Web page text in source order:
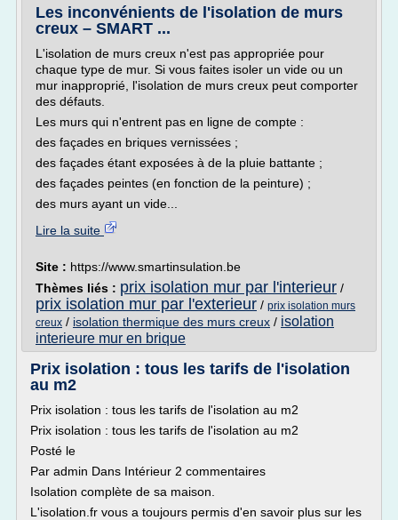
Les inconvénients de l'isolation de murs
creux – SMART ...
L'isolation de murs creux n'est pas appropriée pour
chaque type de mur. Si vous faites isoler un vide ou un
mur inapproprié, l'isolation de murs creux peut comporter
des défauts.
Les murs qui n'entrent pas en ligne de compte :
des façades en briques vernissées ;
des façades étant exposées à de la pluie battante ;
des façades peintes (en fonction de la peinture) ;
des murs ayant un vide...
Lire la suite
Site : https://www.smartinsulation.be
Thèmes liés : prix isolation mur par l'interieur /
prix isolation mur par l'exterieur / prix isolation murs
creux / isolation thermique des murs creux / isolation
interieure mur en brique
Prix isolation : tous les tarifs de l'isolation
au m2
Prix isolation : tous les tarifs de l'isolation au m2
Prix isolation : tous les tarifs de l'isolation au m2
Posté le
Par admin Dans Intérieur 2 commentaires
Isolation complète de sa maison.
L'isolation.fr vous a toujours permis d'en savoir plus sur les